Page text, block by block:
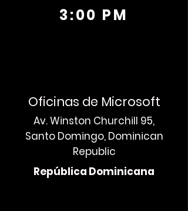
3:00 PM
Oficinas de Microsoft
Av. Winston Churchill 95,
Santo Domingo, Dominican
Republic
República Dominicana